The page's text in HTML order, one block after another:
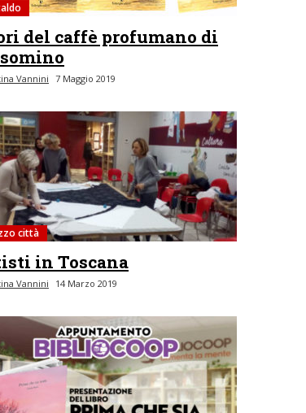
del caffè profumano di
Vannini 7 Maggio 2019
città
in Toscana
Vannini 14 Marzo 2019